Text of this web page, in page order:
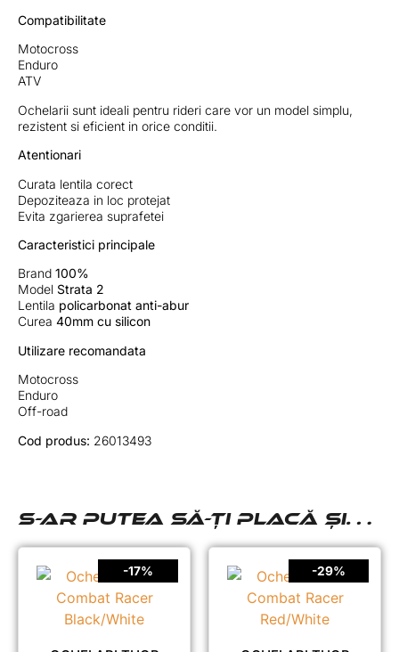
Compatibilitate
Motocross
Enduro
ATV
Ochelarii sunt ideali pentru rideri care vor un model simplu,
rezistent si eficient in orice conditii.
Atentionari
Curata lentila corect
Depoziteaza in loc protejat
Evita zgarierea suprafetei
Caracteristici principale
Brand 100%
Model Strata 2
Lentila policarbonat anti-abur
Curea 40mm cu silicon
Utilizare recomandata
Motocross
Enduro
Off-road
Cod produs: 26013493
S-AR PUTEA SĂ-ȚI PLACĂ ȘI…
-17% -29%